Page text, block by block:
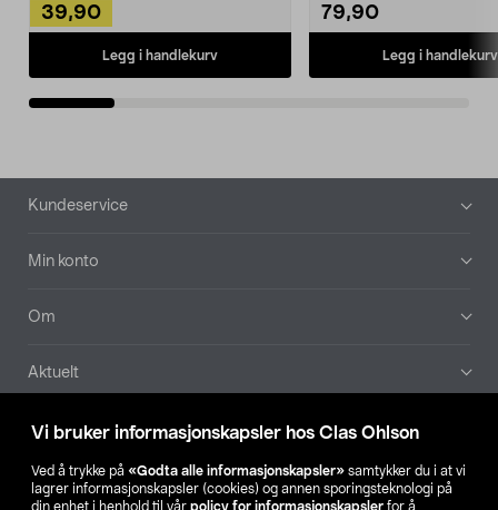
Vi bruker informasjonskapsler hos Clas Ohlson
Ved å trykke på «Godta alle informasjonskapsler» samtykker du i at vi
lagrer informasjonskapsler (cookies) og annen sporingsteknologi på
din enhet i henhold til vår policy for informasjonskapsler for å
39,90
Legg i handlekurv
79,90
Legg i handlekurv
Bunntekst
Kundeservice
Min konto
Om
Aktuelt
Våre selskaper
Finn din butikk